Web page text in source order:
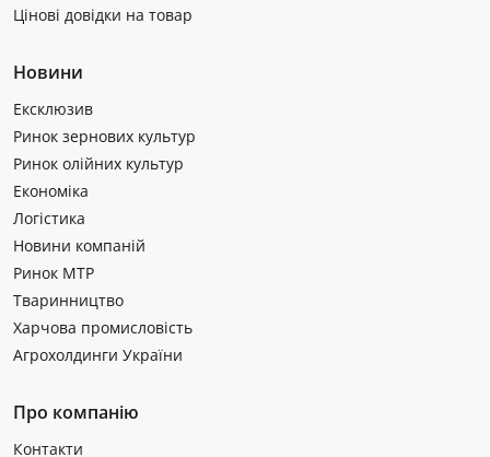
Цінові довідки на товар
Новини
Ексклюзив
Ринок зернових культур
Ринок олійних культур
Економіка
Логістика
Новини компаній
Ринок МТР
Тваринництво
Харчова промисловість
Агрохолдинги України
Про компанію
Контакти